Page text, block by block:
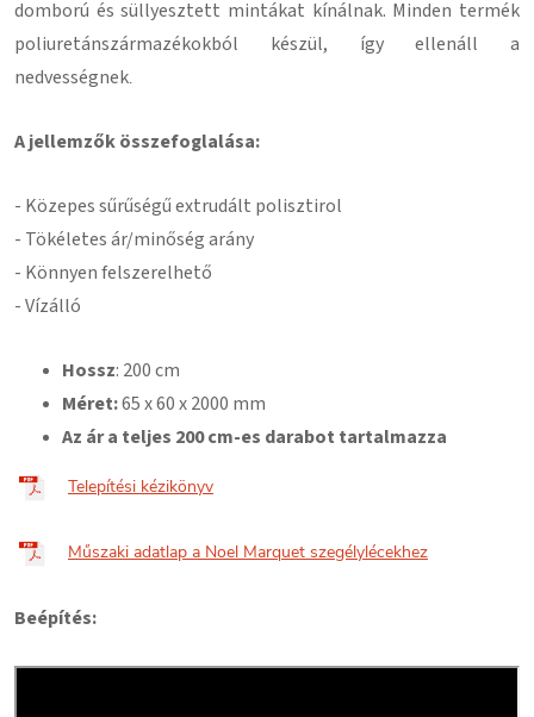
domború és süllyesztett mintákat kínálnak. Minden termék
poliuretánszármazékokból készül, így ellenáll a
nedvességnek.
A jellemzők összefoglalása:
- Közepes sűrűségű extrudált polisztirol
- Tökéletes ár/minőség arány
- Könnyen felszerelhető
- Vízálló
Hossz: 200 cm
Méret:65x 60 x 2000 mm
Az ár a teljes 200 cm-es darabot tartalmazza
Telepítési kézikönyv
Műszaki adatlap a Noel Marquet szegélylécekhez
Beépítés: